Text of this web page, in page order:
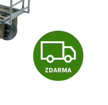
Z
D
ZDARMA